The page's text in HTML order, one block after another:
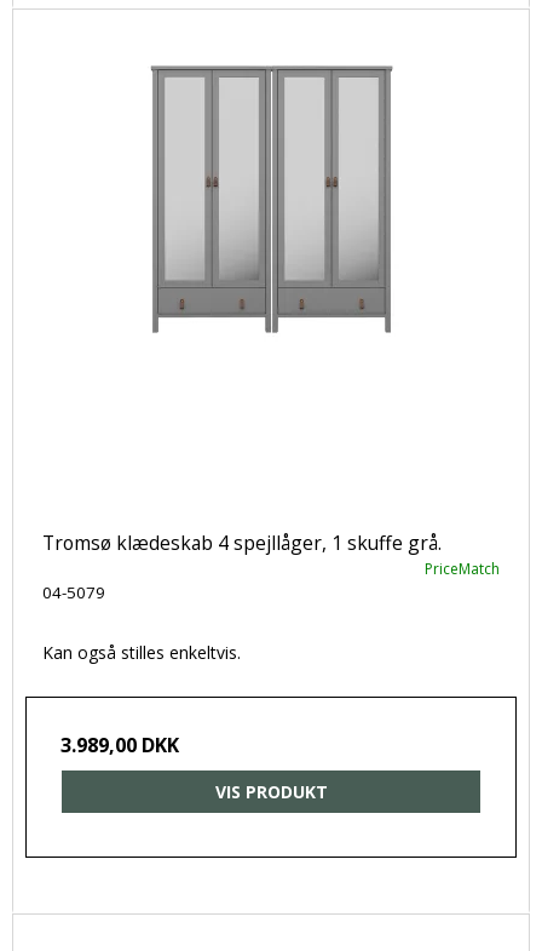
Tromsø klædeskab 4 spejllåger, 1 skuffe grå.
PriceMatch
04-5079
Kan også stilles enkeltvis.
3.989,00 DKK
VIS PRODUKT